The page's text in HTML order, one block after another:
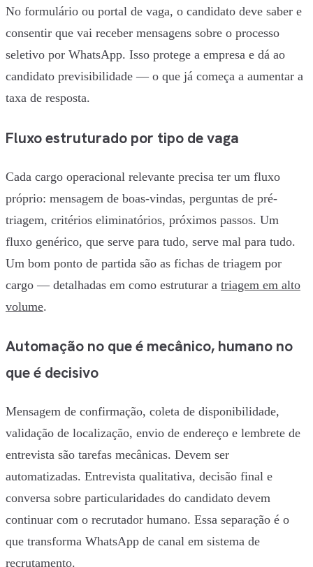
No formulário ou portal de vaga, o candidato deve saber e
consentir que vai receber mensagens sobre o processo
seletivo por WhatsApp. Isso protege a empresa e dá ao
candidato previsibilidade — o que já começa a aumentar a
taxa de resposta.
Fluxo estruturado por tipo de vaga
Cada cargo operacional relevante precisa ter um fluxo
próprio: mensagem de boas-vindas, perguntas de pré-
triagem, critérios eliminatórios, próximos passos. Um
fluxo genérico, que serve para tudo, serve mal para tudo.
Um bom ponto de partida são as fichas de triagem por
cargo — detalhadas em como estruturar a triagem em alto
volume.
Automação no que é mecânico, humano no
que é decisivo
Mensagem de confirmação, coleta de disponibilidade,
validação de localização, envio de endereço e lembrete de
entrevista são tarefas mecânicas. Devem ser
automatizadas. Entrevista qualitativa, decisão final e
conversa sobre particularidades do candidato devem
continuar com o recrutador humano. Essa separação é o
que transforma WhatsApp de canal em sistema de
recrutamento.